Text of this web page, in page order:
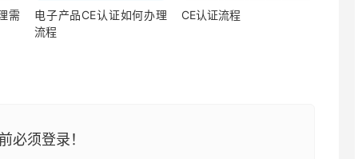
需
电子产品CE认证如何办理
流程
CE认证流程
必须登录！